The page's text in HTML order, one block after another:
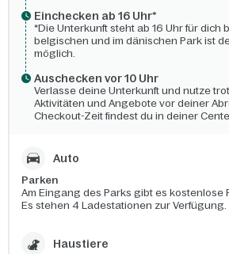
Einchecken ab 16 Uhr*
*Die Unterkunft steht ab 16 Uhr für dich
belgischen und im dänischen Park ist
möglich.
Auschecken vor 10 Uhr
Verlasse deine Unterkunft und nutze
Aktivitäten und Angebote vor deiner
Checkout-Zeit findest du in deiner
Auto
Parken
Am Eingang des Parks gibt es kostenlose
Es stehen 4 Ladestationen zur Verfügung.
Haustiere